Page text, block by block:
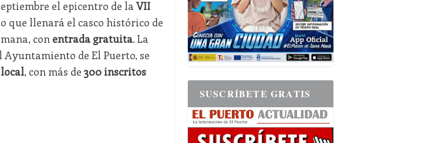
el epicentro de la VII
que llenará el casco histórico de
con entrada gratuita. La
de El Puerto, se
, con más de 300 inscritos
SUSCRÍBETE GRATIS